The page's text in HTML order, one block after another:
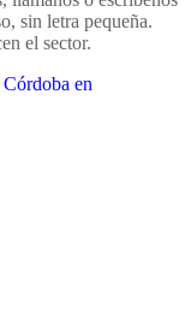
sin letra pequeña.
el sector.
Córdoba en